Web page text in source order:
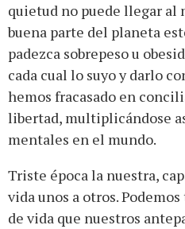
quietud no puede llegar al
buena parte del planeta
padezca sobrepeso u
cada cual lo suyo y darlo
hemos fracasado en
libertad, multiplicándose
mentales en el mundo.
Triste época la nuestra,
vida unos a otros.
de vida que nuestros